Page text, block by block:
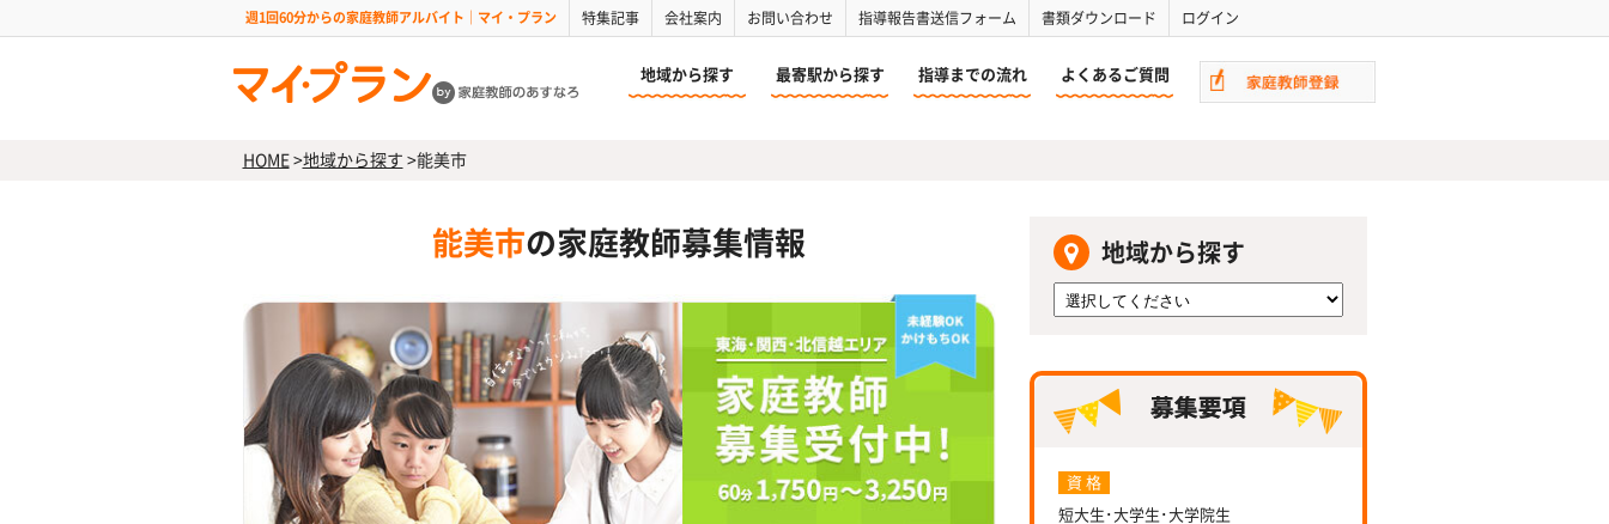
週1回60分からの家庭教師アルバイト｜マイ・プラン 特集記事 会社案内 お問い合わせ 指導報告書送信フォーム 書類ダウンロード ログイン
地域から探す 最寄駅から探す 指導までの流れ よくあるご質問
HOME>地域から探す >能美市
能美市の家庭教師募集情報 地域から探す
資 格
短大生･大学生･大学院生